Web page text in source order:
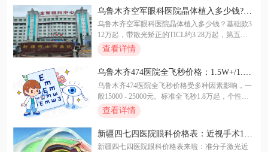
格15800~23800元起，新疆医科大学一附院眼科晶
体植入手术价格在20000~40000元起，详细2025新
疆医科大学一附院眼科价格表以及新疆医科大学
一附院眼科介绍都在本文。
乌鲁木齐空军眼科医院晶体植入多少钱?3
万起收费,矫正1800度+不切角膜更安心!
乌鲁木齐空军眼科医院晶体植入多少钱？基础款3
12万起，带散光矫正的TICL约3 28万起，第五代
晶体也就3 6万左右。更关键的是，能搞定1800度
超高度近视，主刀医生个个身经百战，像周继红
医生专攻"疑难杂症"，连电脑验光都测不准的超高
度近视，她都能靠独创方案成功拿下！下面就来
细说价格、技术和真实口碑，帮你避坑选对！
查看详情
乌鲁木齐474医院全飞秒价格：1.5W+/1.8
W+/2.2W+/2.5W元
乌鲁木齐474医院全飞秒价格受多种因素影响，一
般15000 - 25000元。标准全飞秒1.8万起，个性化2.
2万起，高端定制2.5万起，还有配套服务、耗材等
费用。该医院是三甲综合医院，医疗团队强。想
了解更多具体价格，可联系线上客服或到院面
诊！
查看详情
新疆四七四医院眼科价格表：近视手术1.2
w/白内障5k元起
新疆四七四医院眼科价格表来啦：准分子激光近